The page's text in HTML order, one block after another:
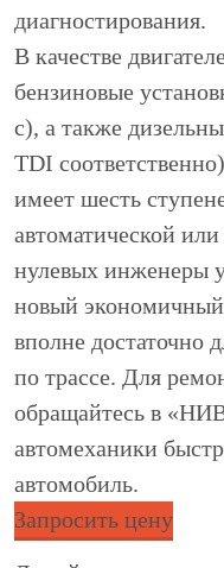
диагностирования.
В качестве
бензиновые
с), а также
TDI
имеет шесть
автоматической
нулевых инженеры
новый экономичный
вполне достаточно
по трассе. Для
обращайтесь в
автомеханики
автомобиль.
Запросить цену